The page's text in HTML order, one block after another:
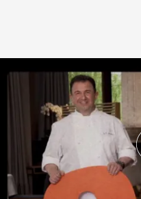
26 OCT 2014 - 22:55h.
Compartir
Risto Mejide: Suena